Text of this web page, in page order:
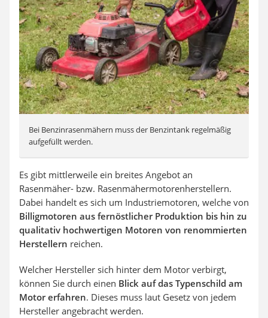
Bei Benzinrasenmähern muss der Benzintank regelmäßig
aufgefüllt werden.
Es gibt mittlerweile ein breites Angebot an
Rasenmäher- bzw. Rasenmähermotorenherstellern.
Dabei handelt es sich um Industriemotoren, welche von
Billigmotoren aus fernöstlicher Produktion bis hin zu
qualitativ hochwertigen Motoren von renommierten
Herstellern reichen.
Welcher Hersteller sich hinter dem Motor verbirgt,
können Sie durch einen Blick auf das Typenschild am
Motor erfahren. Dieses muss laut Gesetz von jedem
Hersteller angebracht werden.